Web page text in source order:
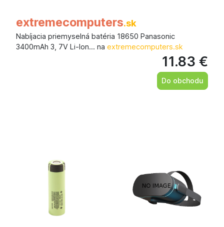
extremecomputers.sk
Nabíjacia priemyselná batéria 18650 Panasonic
3400mAh 3, 7V Li-Ion… na extremecomputers.sk
11.83 €
Do obchodu